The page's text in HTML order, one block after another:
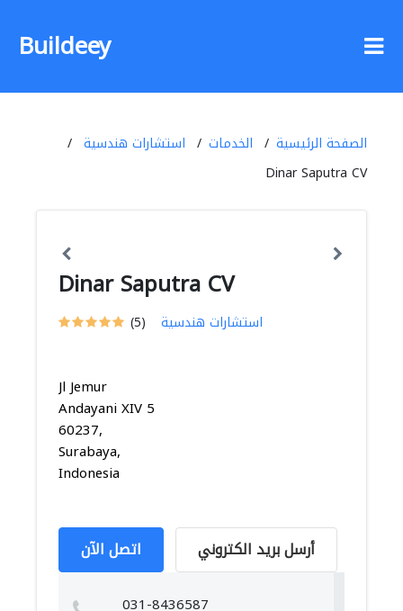
Buildeey
الصفحة الرئيسية الخدمات
استشارات هندسية
Dinar Saputra CV
Dinar Saputra CV
(5) استشارات هندسية
Jl Jemur
Andayani XIV 5
60237,
Surabaya,
Indonesia
اتصل الآن أرسل بريد الكتروني
031-8436587